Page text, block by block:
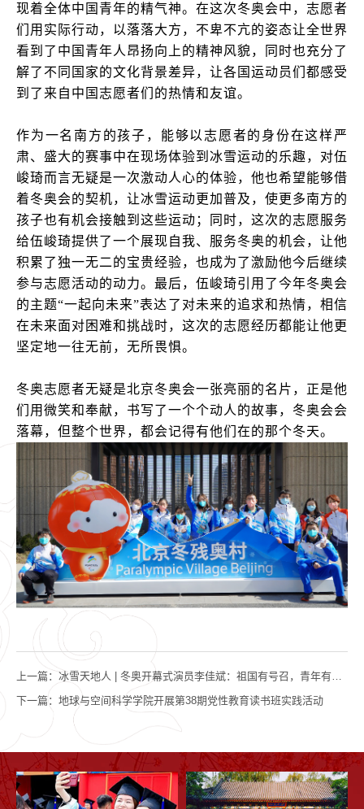
现着全体中国青年的精气神。在这次冬奥会中，志愿者
们用实际行动，以落落大方，不卑不亢的姿态让全世界
看到了中国青年人昂扬向上的精神风貌，同时也充分了
解了不同国家的文化背景差异，让各国运动员们都感受
到了来自中国志愿者们的热情和友谊。
作为一名南方的孩子，能够以志愿者的身份在这样严
肃、盛大的赛事中在现场体验到冰雪运动的乐趣，对伍
峻琦而言无疑是一次激动人心的体验，他也希望能够借
着冬奥会的契机，让冰雪运动更加普及，使更多南方的
孩子也有机会接触到这些运动；同时，这次的志愿服务
给伍峻琦提供了一个展现自我、服务冬奥的机会，让他
积累了独一无二的宝贵经验，也成为了激励他今后继续
参与志愿活动的动力。最后，伍峻琦引用了今年冬奥会
的主题“一起向未来”表达了对未来的追求和热情，相信
在未来面对困难和挑战时，这次的志愿经历都能让他更
坚定地一往无前，无所畏惧。
冬奥志愿者无疑是北京冬奥会一张亮丽的名片，正是他
们用微笑和奉献，书写了一个个动人的故事，冬奥会会
落幕，但整个世界，都会记得有他们在的那个冬天。
上一篇： 冰雪天地人 | 冬奥开幕式演员李佳斌：祖国有号召，青年有行动
下一篇： 地球与空间科学学院开展第38期党性教育读书班实践活动